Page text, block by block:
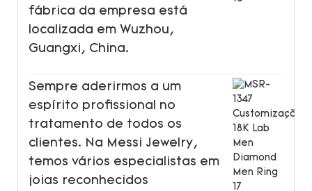
fábrica da empresa está
localizada em Wuzhou,
Guangxi, China.
Sempre aderirmos a um
espírito profissional no
tratamento de todos os
clientes. Na Messi Jewelry,
temos vários especialistas em
joias reconhecidos